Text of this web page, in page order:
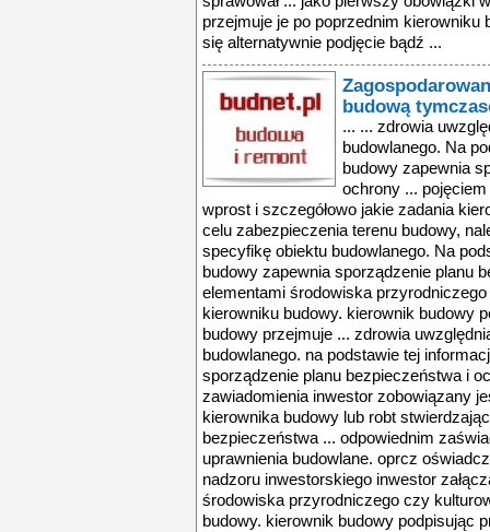
budową
... ... zdrowia
budowlanego. Na
budowy zapewnia
ochrony ...
wprost i szczegółowo jakie zadania
celu zabezpieczenia terenu budowy,
specyfikę obiektu budowlanego. Na
budowy zapewnia sporządzenie planu
elementami środowiska
kierowniku budowy. kierownik budowy
budowy przejmuje ... zdrowia
budowlanego. na podstawie tej
sporządzenie planu bezpieczeństwa i
zawiadomienia inwestor zobowiązany
kierownika budowy lub robt
bezpieczeństwa ... odpowiednim
uprawnienia budowlane. oprcz
nadzoru inwestorskiego inwestor
środowiska przyrodniczego czy
budowy. kierownik budowy podpisując